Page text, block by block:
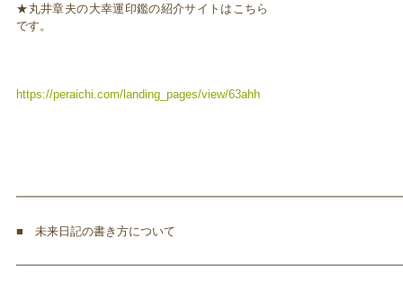
★丸井章夫の大幸運印鑑の紹介サイトはこちら
です。
https://peraichi.com/landing_pages/view/63ahh
■ 未来日記の書き方について